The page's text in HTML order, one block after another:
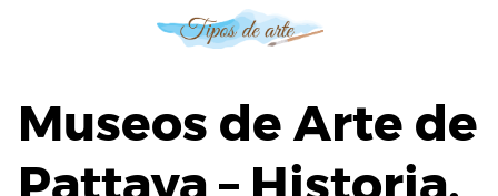
Museos de Arte de
Pattaya – Historia,